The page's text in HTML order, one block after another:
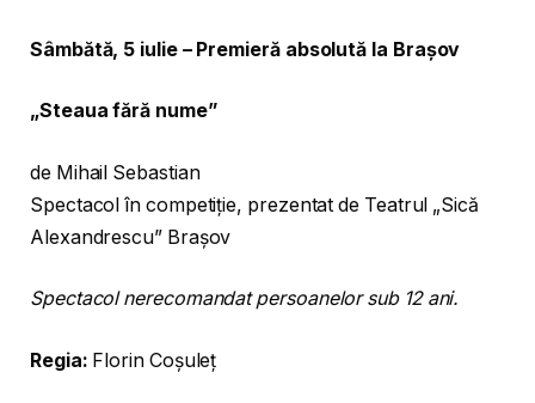
Sâmbătă, 5 iulie –Premieră absolută la Brașov
„Steaua fără nume”
de Mihail Sebastian
Spectacol în competiție, prezentat de Teatrul „Sică
Alexandrescu” Brașov
Spectacol nerecomandat persoanelor sub 12 ani.
Regia: Florin Coșuleț